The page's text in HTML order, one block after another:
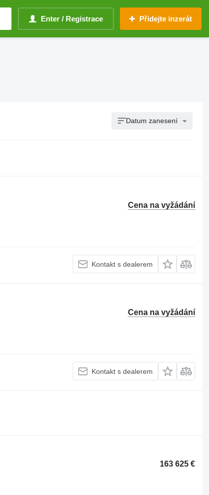
Enter / Registrace Přidejte inzerát
Datum zanesení
Cena na vyžádání
Kontakt s dealerem
Cena na vyžádání
Kontakt s dealerem
163 625 €